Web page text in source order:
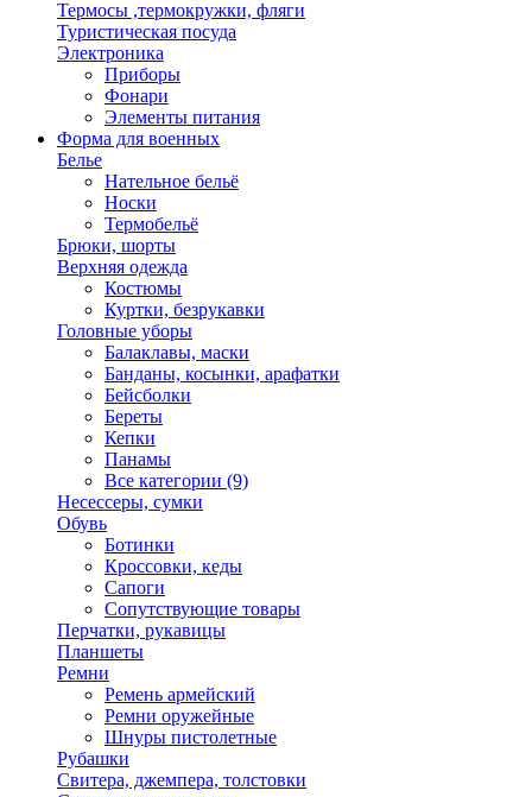
Термосы ,термокружки, фляги
Туристическая посуда
Электроника
Приборы
Фонари
Элементы питания
Форма для военных
Белье
Нательное бельё
Носки
Термобельё
Брюки, шорты
Верхняя одежда
Костюмы
Куртки, безрукавки
Головные уборы
Балаклавы, маски
Банданы, косынки, арафатки
Бейсболки
Береты
Кепки
Панамы
Все категории (9)
Несессеры, сумки
Обувь
Ботинки
Кроссовки, кеды
Сапоги
Сопутствующие товары
Перчатки, рукавицы
Планшеты
Ремни
Ремень армейский
Ремни оружейные
Шнуры пистолетные
Рубашки
Свитера, джемпера, толстовки